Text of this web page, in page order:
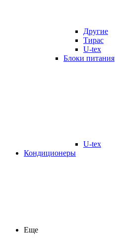
Другие
Тирас
U-tex
Блоки питания
U-tex
Кондиционеры
Еще